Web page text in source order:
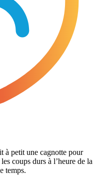
à petit une cagnotte pour
coups durs à l’heure de la
temps.